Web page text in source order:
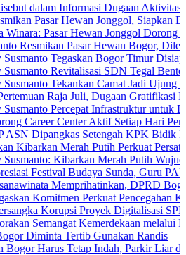
Informasi Dugaan Aktivitas di
Hewan Jonggol, Siapkan Bogor
Hewan Jonggol Dorong Ekonomi
Pasar Hewan Bogor, Dilengkapi
Tegaskan Bogor Timur Disiapkan Jadi
Revitalisasi SDN Tegal Benteng,
Camat Jadi Ujung Tombak
Juli, Dugaan Gratifikasi Kuansing
Percepat Infrastruktur untuk Dongkrak
Center Aktif Setiap Hari Perluas
Setengah KPK Bidik Bupati
Merah Putih Perkuat Persatuan
Kibarkan Merah Putih Wujud Cinta
Budaya Sunda, Guru PAUD Jadi
Memprihatinkan, DPRD Bogor Tuntut
Perkuat Pencegahan Korupsi di
Proyek Digitalisasi SPBU
Kemerdekaan melalui
Tertib Gunakan Randis
Tetap Indah, Parkir Liar dan PKL